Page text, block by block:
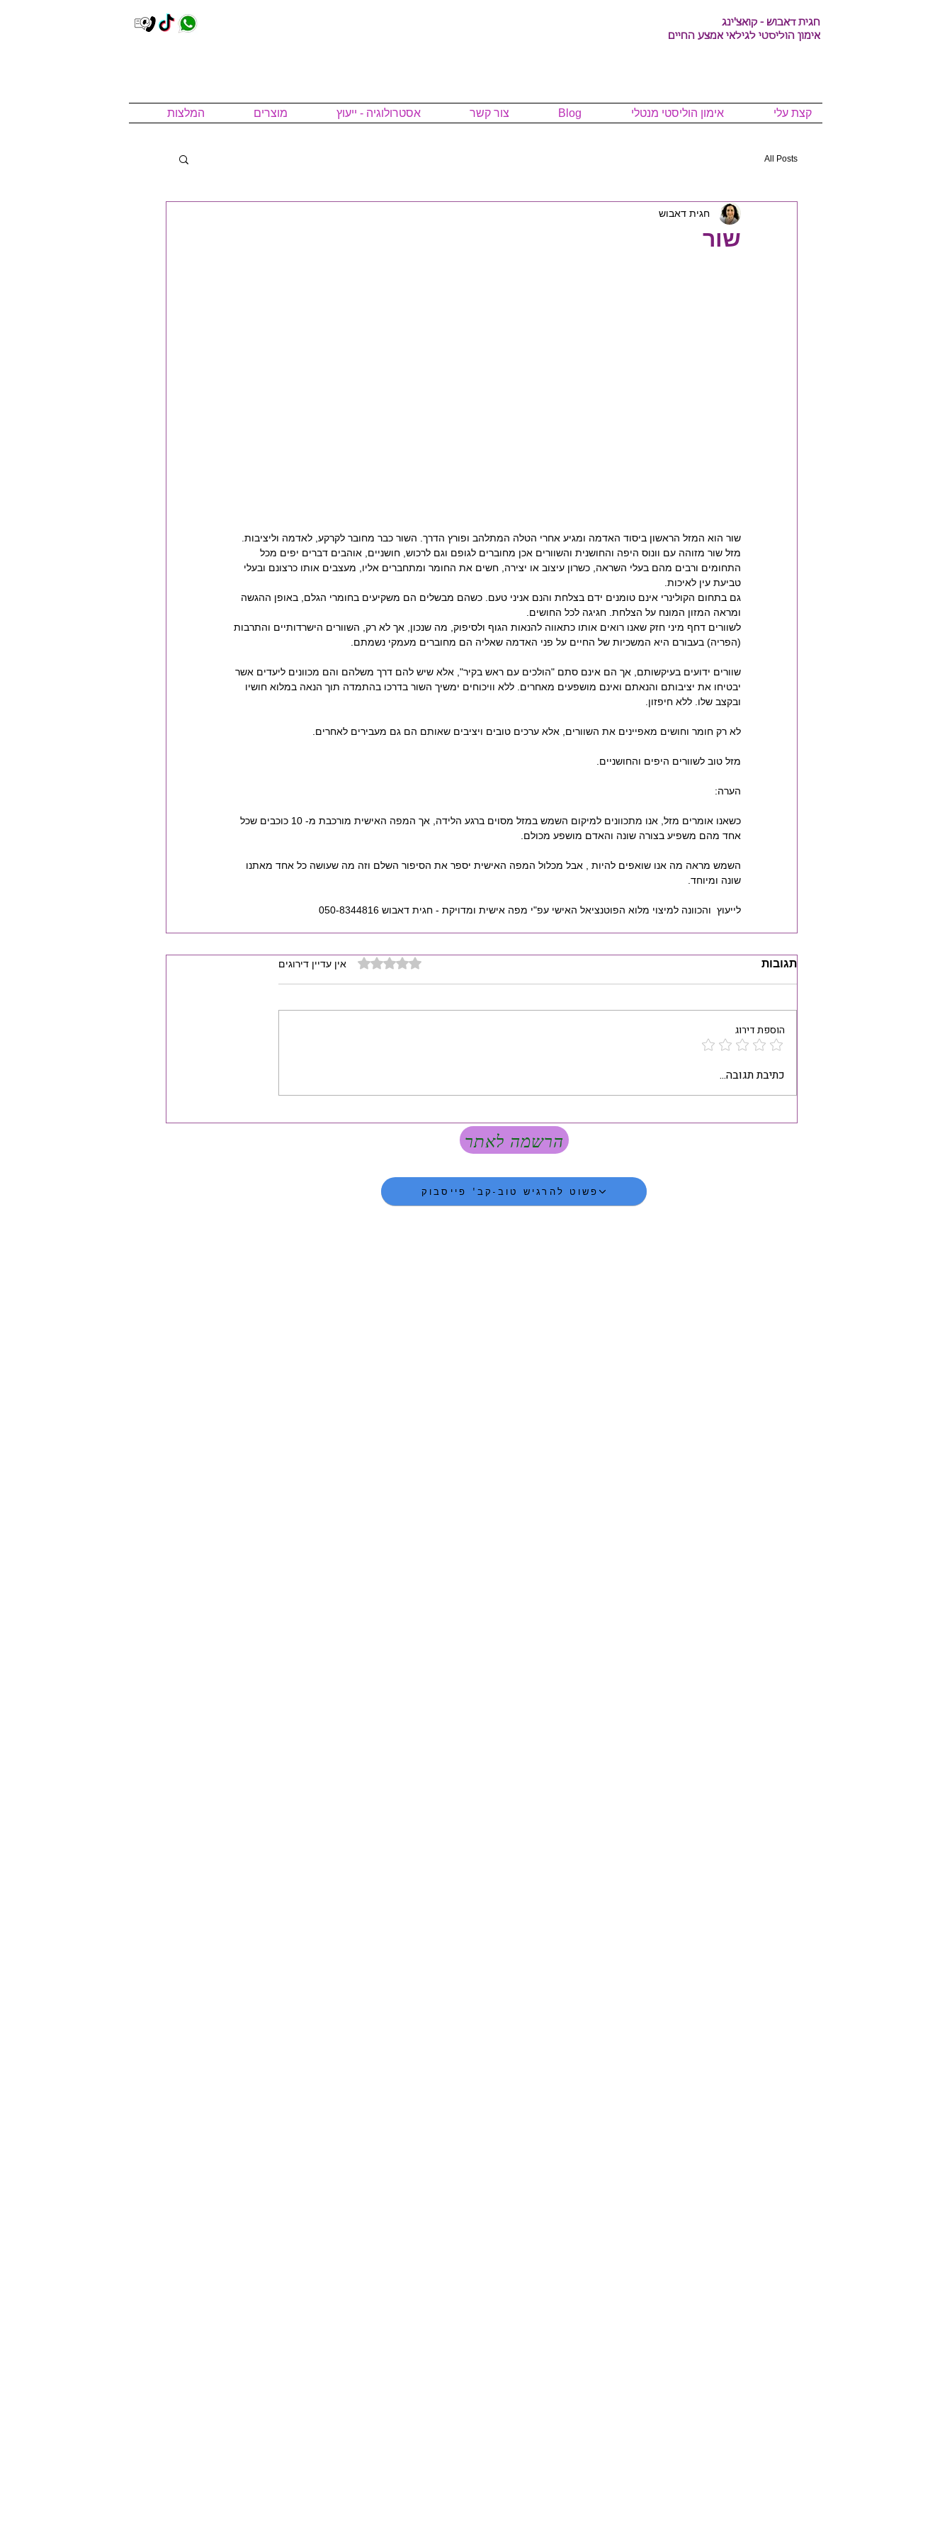
חגית דאבוש - קואצ'ינג
אימון הוליסטי לגילאי אמצע החיים
קצת עלי אימון הוליסטי מנטלי Blog צור קשר אסטרולוגיה - ייעוץ מוצרים המלצות
All Posts
שור
חגית דאבוש
שור הוא המזל הראשון ביסוד האדמה ומגיע אחרי הטלה המתלהב ופורץ הדרך. השור כבר מחובר לקרקע, לאדמה וליציבות.
מזל שור מזוהה עם וונוס היפה והחושנית והשוורים אכן מחוברים לגופם וגם לרכוש, חושניים, אוהבים דברים יפים מכל
התחומים ורבים מהם בעלי השראה, כשרון עיצוב או יצירה, חשים את החומר ומתחברים אליו, מעצבים אותו כרצונם ובעלי
טביעת עין לאיכות.
גם בתחום הקולינרי אינם טומנים ידם בצלחת והנם אניני טעם. כשהם מבשלים הם משקיעים בחומרי הגלם, באופן ההגשה
ומראה המזון המונח על הצלחת. חגיגה לכל החושים.
לשוורים דחף מיני חזק שאנו רואים אותו כתאווה להנאות הגוף ולסיפוק, מה שנכון, אך לא רק, השוורים הישרדותיים והתרבות
(הפריה) בעבורם היא המשכיות של החיים על פני האדמה שאליה הם מחוברים מעמקי נשמתם.
שוורים ידועים בעיקשותם, אך הם אינם סתם "הולכים עם ראש בקיר", אלא שיש להם דרך משלהם והם מכוונים ליעדים אשר
יבטיחו את יציבותם והנאתם ואינם מושפעים מאחרים. ללא וויכוחים ימשיך השור בדרכו בהתמדה תוך הנאה במלוא חושיו
ובקצב שלו. ללא חיפזון.
לא רק חומר וחושים מאפיינים את השוורים, אלא ערכים טובים ויציבים שאותם הם גם מעבירים לאחרים.
מזל טוב לשוורים היפים והחושניים.
הערה:
כשאנו אומרים מזל, אנו מתכוונים למיקום השמש במזל מסוים ברגע הלידה, אך המפה האישית מורכבת מ- 10 כוכבים שכל
אחד מהם משפיע בצורה שונה והאדם מושפע מכולם.
השמש מראה מה אנו שואפים להיות , אבל מכלול המפה האישית יספר את הסיפור השלם וזה מה שעושה כל אחד מאתנו
שונה ומיוחד.
לייעוץ  והכוונה למיצוי מלוא הפוטנציאל האישי עפ"י מפה אישית ומדויקת - חגית דאבוש 050-8344816
תגובות דירוג של 0 מתוך 5 כוכבים אין עדיין דירוגים
הוספת דירוג
כתיבת תגובה...
הרשמה לאתר
פשוט להרגיש טוב-קב' פייסבוק